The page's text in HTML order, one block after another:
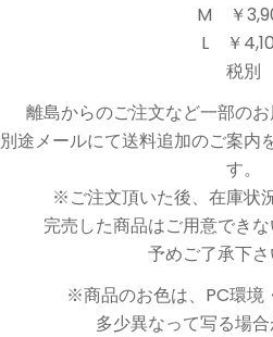
M ￥
L ￥
税別
離島からのご注文など一部のお
別途メールにて送料追加のご案内
す。
※ご注文頂いた後、在庫状
完売した商品はご用意できな
予めご了承下さ
※商品のお色は、PC環境
多少異なって写る場合